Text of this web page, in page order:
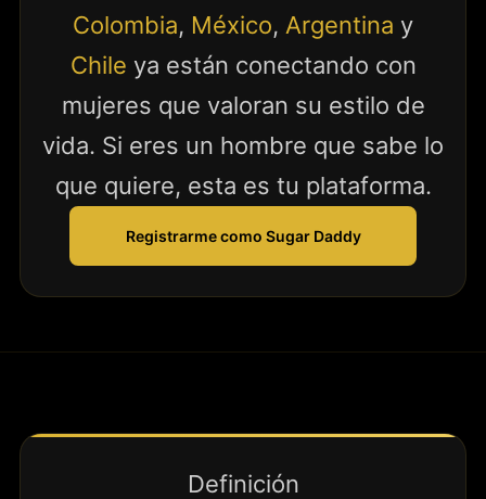
Colombia, México, Argentina y
Chile ya están conectando con
mujeres que valoran su estilo de
vida. Si eres un hombre que sabe lo
que quiere, esta es tu plataforma.
Registrarme como Sugar Daddy
Definición